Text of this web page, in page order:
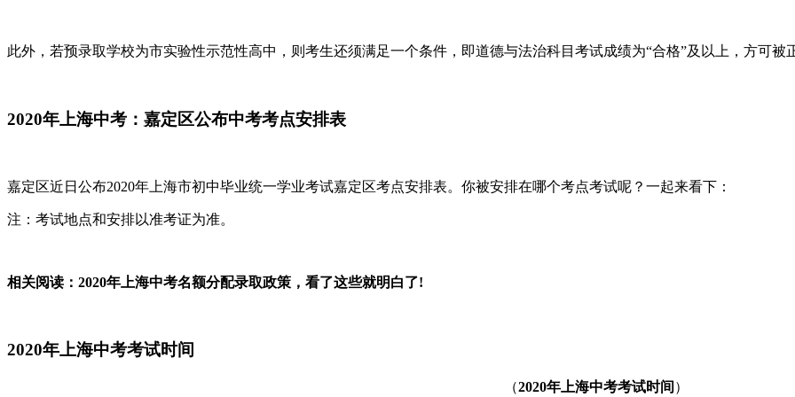
此外，若预录取学校为市实验性示范性高中，则考生还须满足一个条件，即道德与法治科目考试成绩为“合格”及以上，方可被
2020年上海中考：嘉定区公布中考考点安排表
嘉定区近日公布2020年上海市初中毕业统一学业考试嘉定区考点安排表。你被安排在哪个考点考试呢？一起来看下：
注：考试地点和安排以准考证为准。
相关阅读：2020年上海中考名额分配录取政策，看了这些就明白了!
2020年上海中考考试时间
（2020年上海中考考试时间 ）